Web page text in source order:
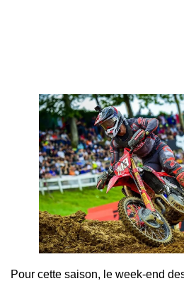
Pour cette saison, le week-end